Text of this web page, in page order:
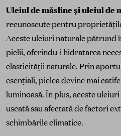
Uleiul de măsline și uleiul de
recunoscute pentru
Aceste uleiuri naturale pătrund
pielii, oferindu-i hidratarea
elasticității naturale. Prin
esențiali, pielea devine mai
luminoasă. În plus, aceste
uscată sau afectată de factori
schimbările climatice.